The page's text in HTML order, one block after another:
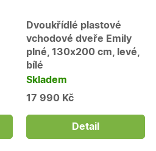
Dvoukřídlé plastové
vchodové dveře Emily
plné, 130x200 cm, levé,
bílé
Skladem
17 990 Kč
Detail